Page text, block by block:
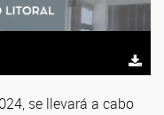
se llevará a cabo